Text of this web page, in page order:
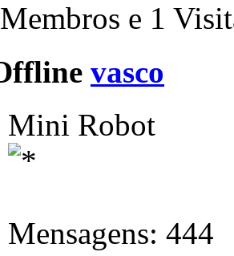
e 1
vasco
Mini Robot
Mensagens: 444